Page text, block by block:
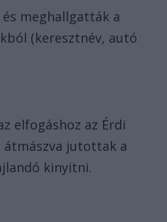
meghallgatták a
(keresztnév, autó
elfogáshoz az Érdi
átmászva jutottak a
kinyitni.